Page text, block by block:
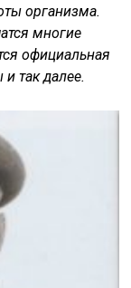
организма.
многие
официальная
так далее.